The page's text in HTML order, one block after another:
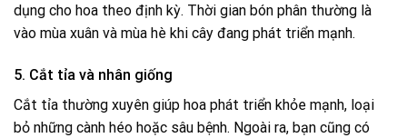
dụng cho hoa theo định kỳ. Thời gian bón phân thường là
vào mùa xuân và mùa hè khi cây đang phát triển mạnh.
5. Cắt tỉa và nhân giống
Cắt tỉa thường xuyên giúp hoa phát triển khỏe mạnh, loại
bỏ những cành héo hoặc sâu bệnh. Ngoài ra, bạn cũng có